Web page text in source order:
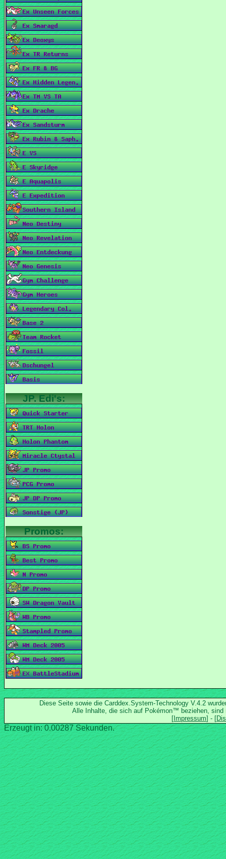
Diese Seite sowie die Carddex.System-Technology V.4.2
Alle Inhalte, die sich auf Pokémon™ beziehen, sind
Erzeugt in: 0.00287 Sekunden.